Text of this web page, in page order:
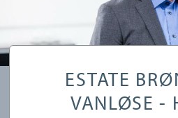
ESTATE
VANLØSE -